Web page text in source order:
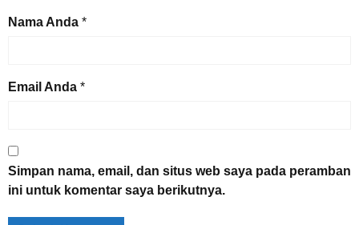
Nama Anda *
Email Anda *
Simpan nama, email, dan situs web saya pada peramban
ini untuk komentar saya berikutnya.